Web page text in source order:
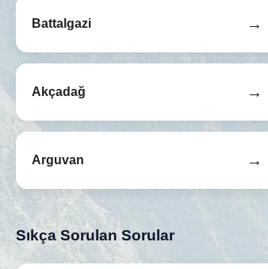
Battalgazi →
Akçadağ →
Arguvan →
Sıkça Sorulan Sorular